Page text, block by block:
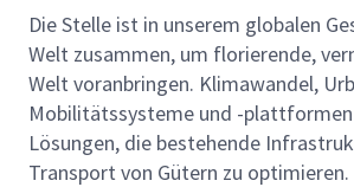
Die Stelle ist in unserem globalen
Welt zusammen, um florierende,
Welt voranbringen. Klimawandel,
Mobilitätssysteme und -
Lösungen, die bestehende
Transport von Gütern zu optimieren.